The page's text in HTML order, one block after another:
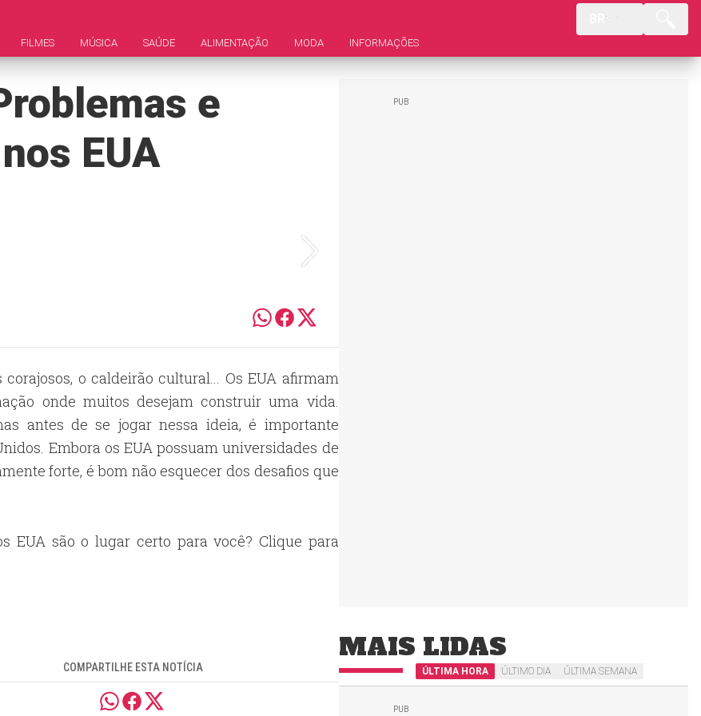
FILMES MÚSICA SAÚDE ALIMENTAÇÃO MODA INFORMAÇÕES
e
EUA
o caldeirão cultural... Os EUA afirmam
onde muitos desejam construir uma vida.
antes de se jogar nessa ideia, é importante
Embora os EUA possuam universidades de
forte, é bom não esquecer dos desafios que
EUA são o lugar certo para você? Clique para
COMPARTILHE ESTA NOTÍCIA
MAIS LIDAS
ÚLTIMA HORA ÚLTIMO DIA ÚLTIMA SEMANA